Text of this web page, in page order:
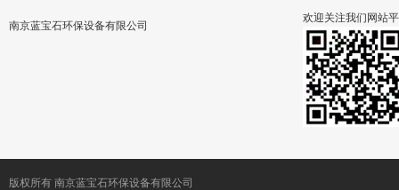
南京蓝宝石环保设备有限公司
欢迎关注我们网站
版权所有 南京蓝宝石环保设备有限公司